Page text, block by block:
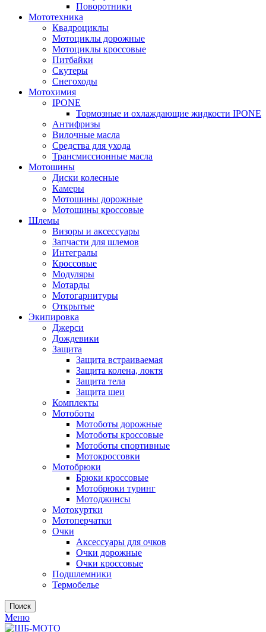
Поворотники
Мототехника
Квадроциклы
Мотоциклы дорожные
Мотоциклы кроссовые
Питбайки
Скутеры
Снегоходы
Мотохимия
IPONE
Тормозные и охлаждающие жидкости IPONE
Антифризы
Вилочные масла
Средства для ухода
Трансмиссионные масла
Мотошины
Диски колесные
Камеры
Мотошины дорожные
Мотошины кроссовые
Шлемы
Визоры и аксессуары
Запчасти для шлемов
Интегралы
Кроссовые
Модуляры
Мотарды
Мотогарнитуры
Открытые
Экипировка
Джерси
Дождевики
Защита
Защита встраиваемая
Защита колена, локтя
Защита тела
Защита шеи
Комплекты
Мотоботы
Мотоботы дорожные
Мотоботы кроссовые
Мотоботы спортивные
Мотокроссовки
Мотобрюки
Брюки кроссовые
Мотобрюки туринг
Мотоджинсы
Мотокуртки
Мотоперчатки
Очки
Аксессуары для очков
Очки дорожные
Очки кроссовые
Подшлемники
Термобелье
Поиск
Меню